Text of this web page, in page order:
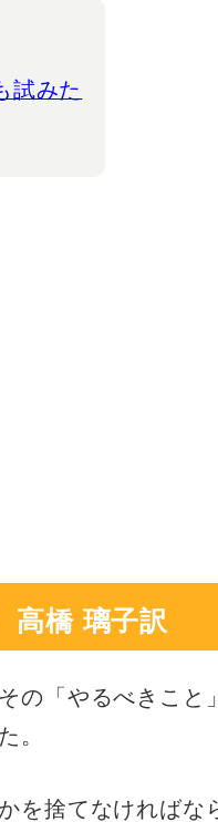
試みた
橋 璃子訳
の「やるべきこと」
。
を捨てなければな